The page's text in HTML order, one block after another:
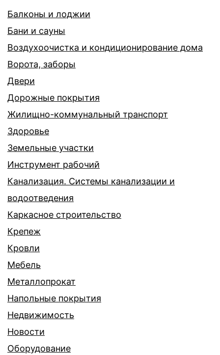
Балконы и лоджии
Бани и сауны
Воздухоочистка и кондиционирование дома
Ворота, заборы
Двери
Дорожные покрытия
Жилищно-коммунальный транспорт
Здоровье
Земельные участки
Инструмент рабочий
Канализация. Системы канализации и
водоотведения
Каркасное строительство
Крепеж
Кровли
Мебель
Металлопрокат
Напольные покрытия
Недвижимость
Новости
Оборудование